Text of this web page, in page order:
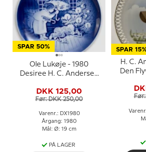
SPAR 50%
Ole Lukøje - 1980
Desiree H. C. Andersen
DKK 125,00
Før: DKK 250,00
Varenr.: DX1980
Årgang: 1980
Mål: Ø: 19 cm
PÅ LAGER
SPAR
H. C.
Den
Før: